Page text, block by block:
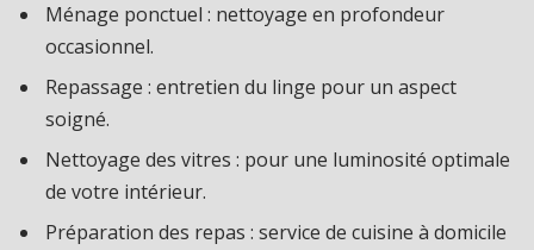
Ménage ponctuel : nettoyage en profondeur
occasionnel.
Repassage : entretien du linge pour un aspect
soigné.
Nettoyage des vitres : pour une luminosité optimale
de votre intérieur.
Préparation des repas : service de cuisine à domicile